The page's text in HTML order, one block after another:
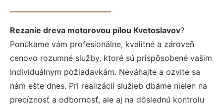
Rezanie dreva motorovou pílou Kvetoslavov?
Ponúkame vám profesionálne, kvalitné a zároveň
cenovo rozumné služby, ktoré sú prispôsobené vašim
individuálnym požiadavkám. Neváhajte a ozvite sa
nám ešte dnes. Pri realizácií služieb dbáme nielen na
precíznosť a odbornosť, ale aj na dôslednú kontrolu